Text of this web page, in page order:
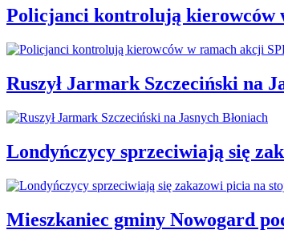
Policjanci kontrolują kierowców
Ruszył Jarmark Szczeciński na
Londyńczycy sprzeciwiają się
Mieszkaniec gminy Nowogard